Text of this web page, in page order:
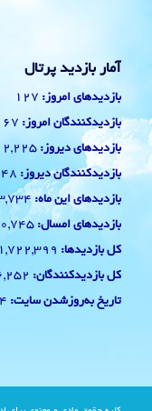
آمار بازدید پرتال
بازدیدهای امروز: 127
بازدیدکنندگان امروز: 67
بازدیدهای دیروز: 2,225
بازدیدکنندگان دیروز:
بازدیدهای این ماه:
بازدیدهای امسال:
کل بازدیدها: 1,722,399
کل بازدیدکنند‌گان:
تاریخ به‌روزشدن سایت: 14